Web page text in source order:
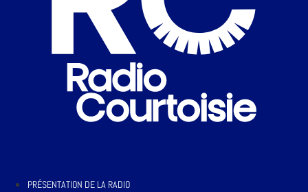
PRÉSENTATION DE LA RADIO